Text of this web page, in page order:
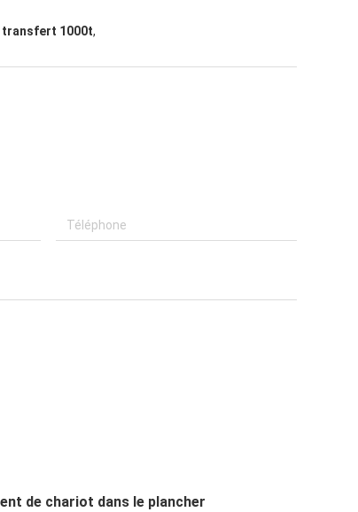
1000t,
de chariot dans le plancher